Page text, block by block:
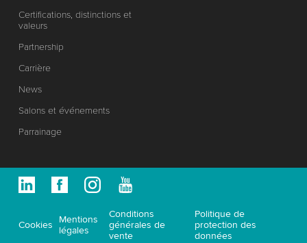
Certifications, distinctions et
valeurs
Partnership
Carrière
News
Salons et événements
Parrainage
Cookies
Mentions
légales
Conditions
générales de
vente
Politique de
protection des
données